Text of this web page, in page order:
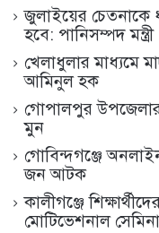
জুলাইয়ের চেতনাকে
হবে: পানিসম্পদ মন্ত্রী
খেলাধুলার মাধ্যমে
আমিনুল হক
গোপালপুর উপজেলার
মুন
গোবিন্দগঞ্জে
জন আটক
কালীগঞ্জে
মোটিভেশনাল